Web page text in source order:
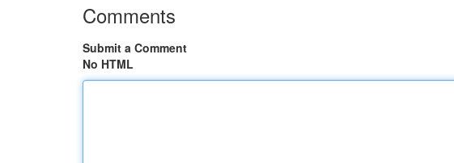
Comments
Submit a Comment
No HTML